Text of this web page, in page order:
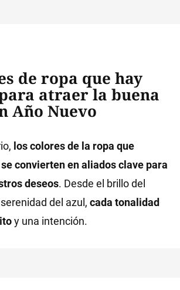
de ropa que hay
atraer la buena
Año Nuevo
los colores de la ropa que
convierten en aliados clave para
deseos. Desde el brillo del
del azul, cada tonalidad
y una intención.